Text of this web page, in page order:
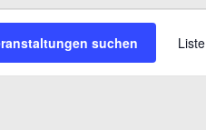
suchen Liste